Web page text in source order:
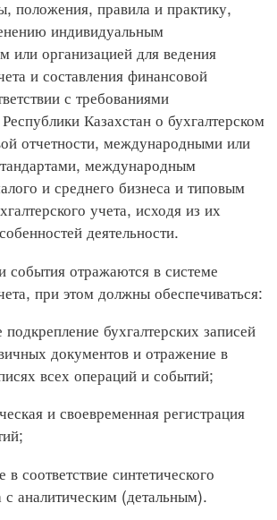
положения, правила и практику,
индивидуальным
или организацией для ведения
и составления финансовой
с требованиями
Республики Казахстан о бухгалтерском
отчетности, международными или
международным
и среднего бизнеса и типовым
учета, исходя из их
деятельности.
отражаются в системе
при этом должны обеспечиваться:
бухгалтерских записей
документов и отражение в
всех операций и событий;
и своевременная регистрация
синтетического
с аналитическим (детальным).